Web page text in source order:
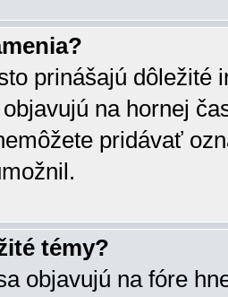
prinášajú dôležité
na hornej
pridávať
témy?
objavujú na fóre